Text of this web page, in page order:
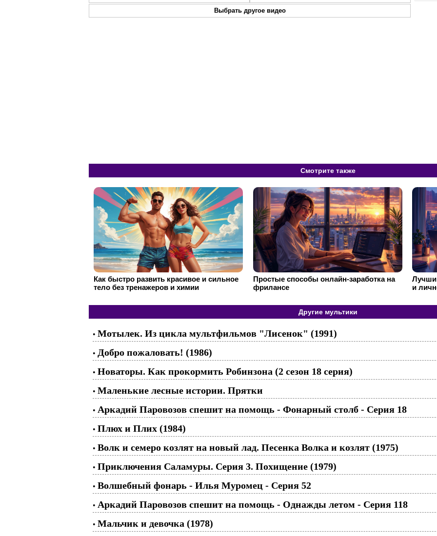
Выбрать другое видео
Смотрите также
Как быстро развить красивое и сильное
тело без тренажеров и химии
Простые способы онлайн-заработка на
фрилансе
и
Другие мультики
• Мотылек. Из цикла мультфильмов "Лисенок" (1991)
• Добро пожаловать! (1986)
• Новаторы. Как прокормить Робинзона (2 сезон 18 серия)
• Маленькие лесные истории. Прятки
• Аркадий Паровозов спешит на помощь - Фонарный столб - Серия 18
• Плюх и Плих (1984)
• Волк и семеро козлят на новый лад. Песенка Волка и козлят (1975)
• Приключения Саламуры. Серия 3. Похищение (1979)
• Волшебный фонарь - Илья Муромец - Серия 52
• Аркадий Паровозов спешит на помощь - Однажды летом - Серия 118
• Мальчик и девочка (1978)